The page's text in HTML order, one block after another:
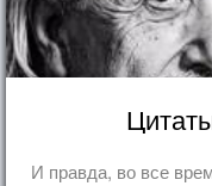
И правда, во все